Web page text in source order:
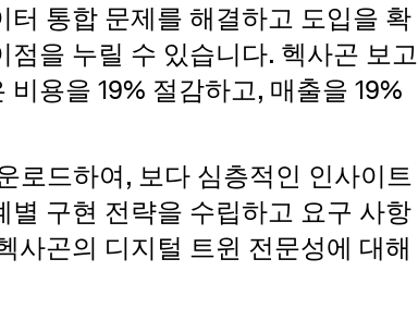
통합 문제를 해결하고 도입을 확
을 누릴 수 있습니다. 헥사곤 보고
용을 19% 절감하고, 매출을 19%
로드하여, 보다 심층적인 인사이트
구현 전략을 수립하고 요구 사항
사곤의 디지털 트윈 전문성에 대해